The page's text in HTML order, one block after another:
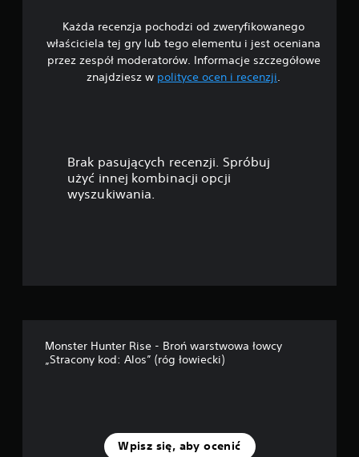
Każda recenzja pochodzi od zweryfikowanego
właściciela tej gry lub tego elementu i jest oceniana
przez zespół moderatorów. Informacje szczegółowe
znajdziesz w polityce ocen i recenzji.
Brak pasujących recenzji. Spróbuj
użyć innej kombinacji opcji
wyszukiwania.
Monster Hunter Rise - Broń warstwowa łowcy
„Stracony kod: Alos” (róg łowiecki)
Wpisz się, aby ocenić